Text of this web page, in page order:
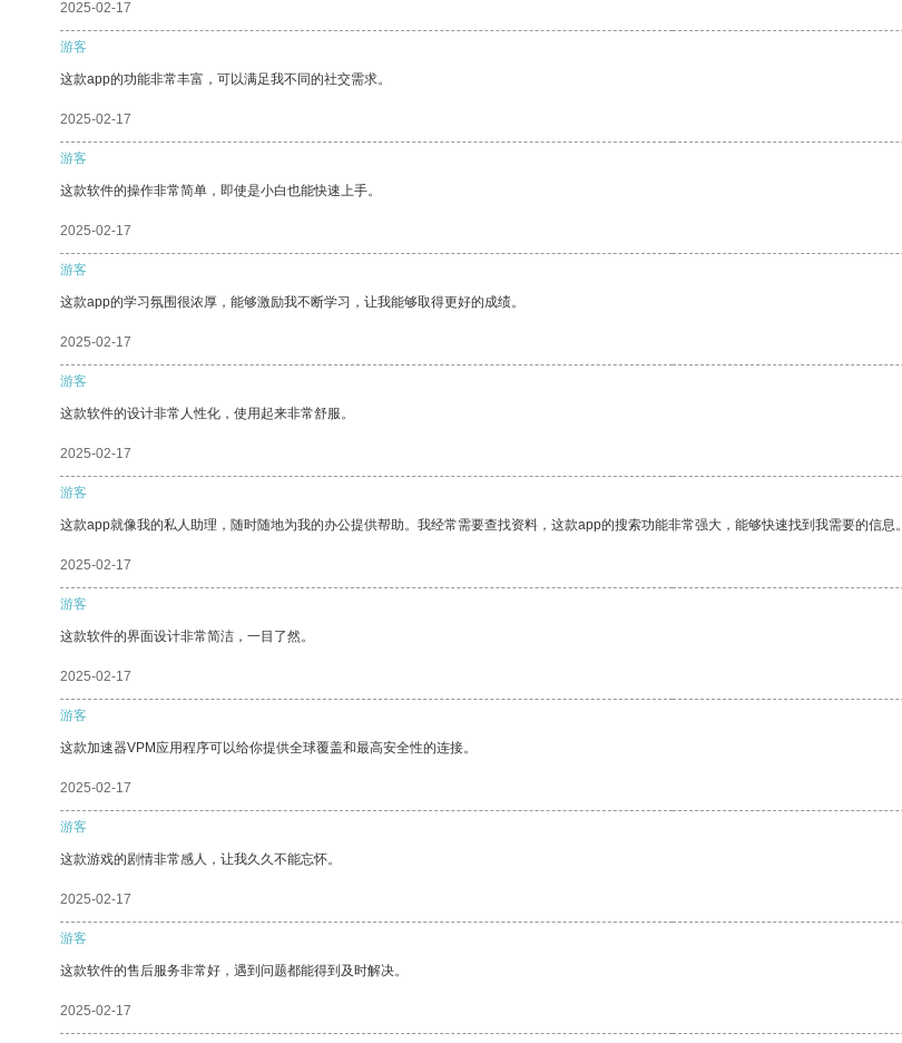
2025-02-17
游客
这款app的功能非常丰富，可以满足我不同的社交需求。
2025-02-17
游客
这款软件的操作非常简单，即使是小白也能快速上手。
2025-02-17
游客
这款app的学习氛围很浓厚，能够激励我不断学习，让我能够取得更好的成绩。
2025-02-17
游客
这款软件的设计非常人性化，使用起来非常舒服。
2025-02-17
游客
这款app就像我的私人助理，随时随地为我的办公提供帮助。我经常需要查找资料，这款app的搜索功能非常强大，能够快速找到我需要的信息。
2025-02-17
游客
这款软件的界面设计非常简洁，一目了然。
2025-02-17
游客
这款加速器VPM应用程序可以给你提供全球覆盖和最高安全性的连接。
2025-02-17
游客
这款游戏的剧情非常感人，让我久久不能忘怀。
2025-02-17
游客
这款软件的售后服务非常好，遇到问题都能得到及时解决。
2025-02-17